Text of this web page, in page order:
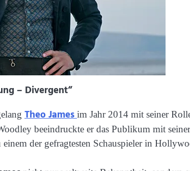
– Divergent“
Theo James im Jahr 2014 mit seiner
beeindruckte er das Publikum mit
der gefragtesten Schauspieler in